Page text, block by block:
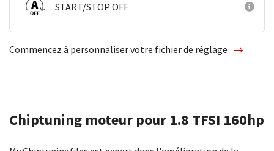
START/STOP OFF
Commencez à personnaliser votre fichier de réglage
Chiptuning moteur pour 1.8 TFSI 160hp